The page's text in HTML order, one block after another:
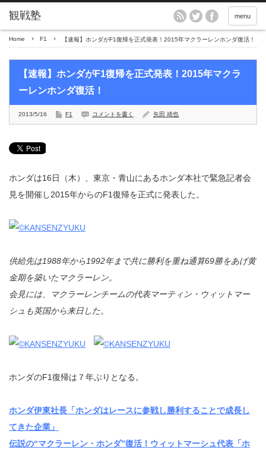
menu
Home F1 【速報】ホンダがF1復帰を正式発表！2015年マクラーレンホンダ復活！
【速報】ホンダがF1復帰を正式発表！2015年マクラ
ーレンホンダ復活！
2013/5/16 F1 コメントを書く 矢田 靖也
ホンダは16日（木）、東京・青山にあるホンダ本社で緊急記者会
見を開催し2015年からのF1復帰を正式に発表した。
供給先は1988年から1992年まで共に勝利を重ね通算69勝をあげ黄
金期を築いたマクラーレン。
会見には、マクラーレンチームの代表マーティン・ウィットマー
シュも英国から来日した。
ホンダのF1復帰は７年ぶりとなる。
ホンダ伊東社長「ホンダはレースに参戦し勝利することで成長し
てきた企業」
伝説の“マクラーレン・ホンダ”復活！ウィットマーシュ代表「ホ